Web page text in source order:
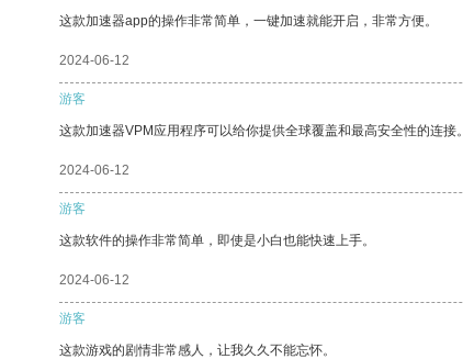
这款加速器app的操作非常简单，一键加速就能开启，非常方便。
2024-06-12
游客
这款加速器VPM应用程序可以给你提供全球覆盖和最高安全性的连接。
2024-06-12
游客
这款软件的操作非常简单，即使是小白也能快速上手。
2024-06-12
游客
这款游戏的剧情非常感人，让我久久不能忘怀。